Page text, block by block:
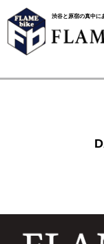
渋谷と原宿の真中に